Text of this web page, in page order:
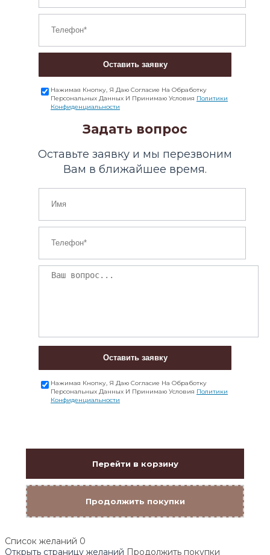
Оставить заявку
Нажимая Кнопку, Я Даю Согласие На Обработку
Персональных Данных И Принимаю Условия Политики
Конфиденциальности
Задать вопрос
Оставьте заявку и мы перезвоним
Вам в ближайшее время.
Оставить заявку
Нажимая Кнопку, Я Даю Согласие На Обработку
Персональных Данных И Принимаю Условия Политики
Конфиденциальности
Перейти в корзину
Продолжить покупки
Список желаний 0
Открыть страницу желаний Продолжить покупки